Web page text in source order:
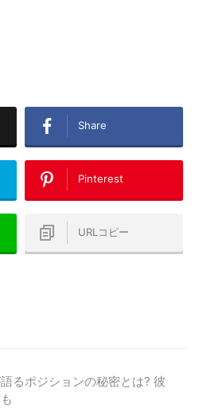
Share
Pinterest
URLコピー
るポジションの秘密とは? 彼